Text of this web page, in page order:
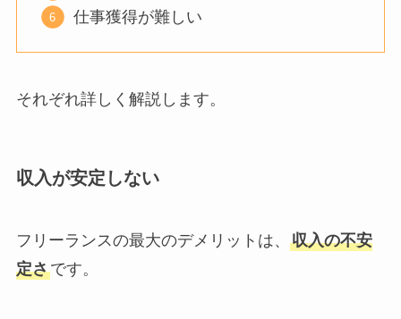
仕事獲得が難しい
それぞれ詳しく解説します。
収入が安定しない
フリーランスの最大のデメリットは、 収入の不安
定さです。